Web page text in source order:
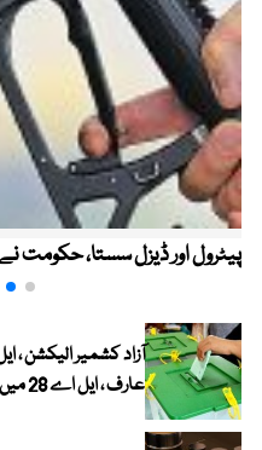
پیٹرول اور ڈیزل سستا، حکومت
عارف ، ایل اے 28 میں پیپلز پارٹی کے بازل نقوی کامیاب